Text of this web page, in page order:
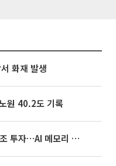
화재 발생
원 40.2도 기록
SK하이닉스, 용인·청주에 54조 투자…AI 메모리 생산기지 키운다